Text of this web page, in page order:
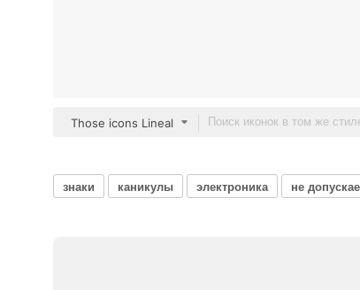
Those icons Lineal
знаки каникулы электроника не